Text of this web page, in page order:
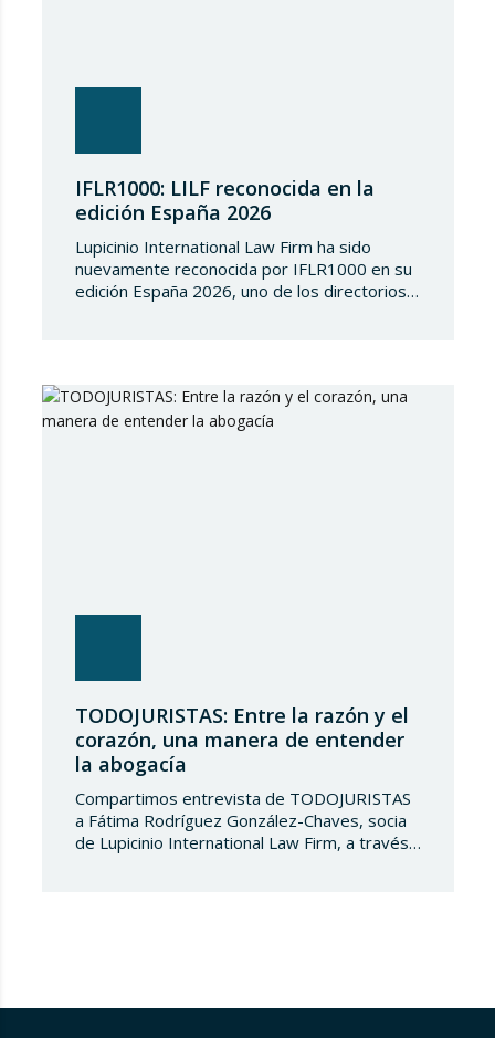
IFLR1000: LILF reconocida en la
edición España 2026
Lupicinio International Law Firm ha sido
nuevamente reconocida por IFLR1000 en su
edición España 2026, uno de los directorios
partir de un riguroso proceso de
investigación independiente basado…
TODOJURISTAS: Entre la razón y el
corazón, una manera de entender
la abogacía
Compartimos entrevista de TODOJURISTAS
a Fátima Rodríguez González-Chaves, socia
de Lupicinio International Law Firm, a través